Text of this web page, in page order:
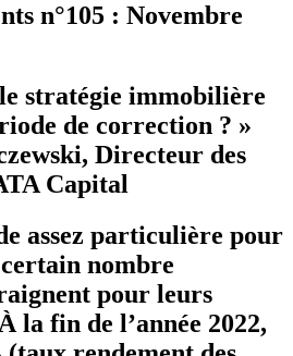
n°105 : Novembre
stratégie immobilière
de correction ? »
Directeur des
Capital
assez particulière pour
nombre
pour leurs
la fin de l’année 2022,